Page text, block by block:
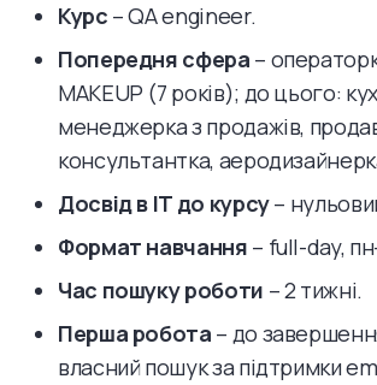
Курс – QA engineer.
Попередня сфера –
MAKEUP (7 років); до цього:
менеджерка з продажів,
консультантка,
Досвід в IT до курсу–
Формат навчання – full-day,
Час пошуку роботи – 2 тижні.
Перша робота – до
власний пошук за підтримки